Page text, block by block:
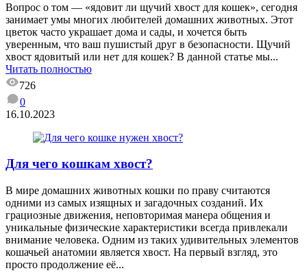
Вопрос о том — «ядовит ли щучий хвост для кошек», сегодня
занимает умы многих любителей домашних животных. Этот
цветок часто украшает дома и сады, и хочется быть
уверенным, что ваш пушистый друг в безопасности. Щучий
хвост ядовитый или нет для кошек? В данной статье мы...
Читать полностью
726
0
16.10.2023
Для чего кошкам хвост?
В мире домашних животных кошки по праву считаются
одними из самых изящных и загадочных созданий. Их
грациозные движения, неповторимая манера общения и
уникальные физические характеристики всегда привлекали
внимание человека. Одним из таких удивительных элементов
кошачьей анатомии является хвост. На первый взгляд, это
просто продолжение её...